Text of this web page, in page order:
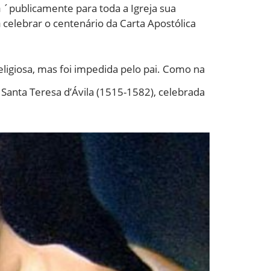
para toda a Igreja sua
o centenário da Carta Apostólica
mas foi impedida pelo pai. Como na
Teresa d’Ávila (1515-1582), celebrada